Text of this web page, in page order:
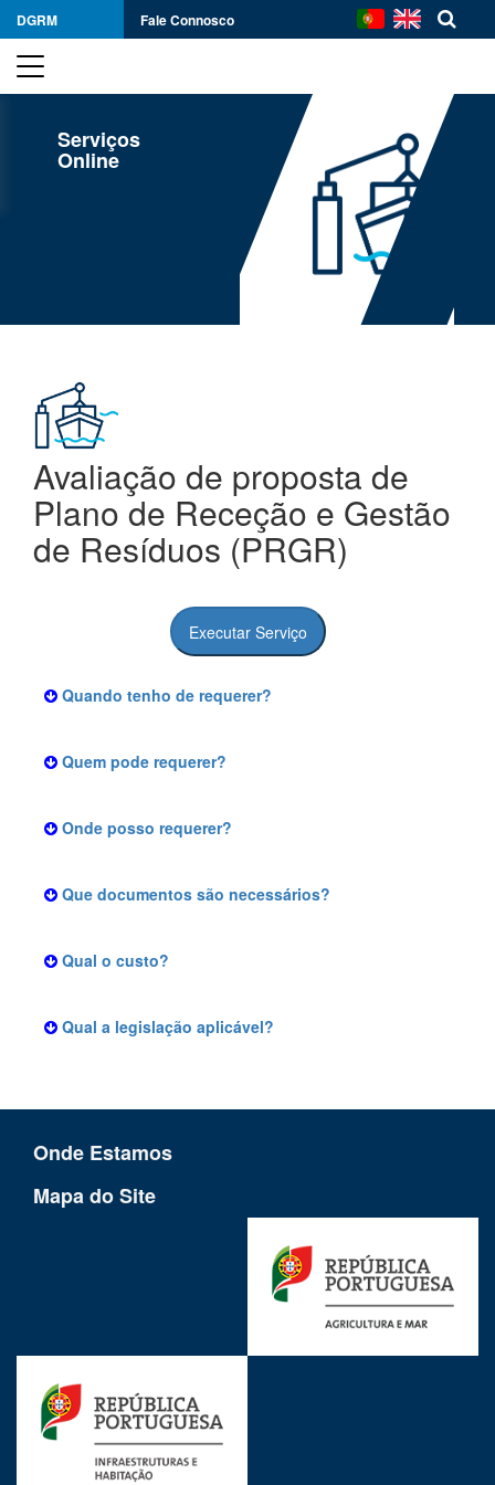
DGRM Fale Connosco
Serviços
Online
Avaliação de proposta de
Plano de Receção e Gestão
de Resíduos (PRGR)
Executar Serviço
Quando tenho de requerer?
Quem pode requerer?
Onde posso requerer?
Que documentos são necessários?
Qual o custo?
Qual a legislação aplicável?
Onde Estamos
Mapa do Site